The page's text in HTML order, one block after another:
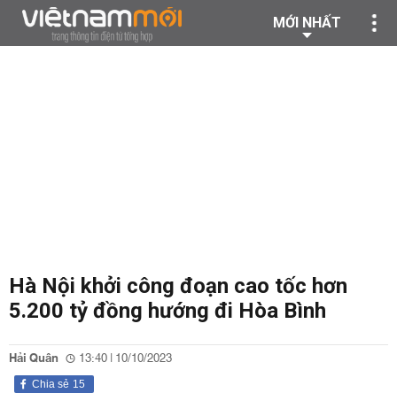
MỚI NHẤT
Hà Nội khởi công đoạn cao tốc hơn
5.200 tỷ đồng hướng đi Hòa Bình
Hải Quân 13:40 | 10/10/2023
15
Chia sẻ